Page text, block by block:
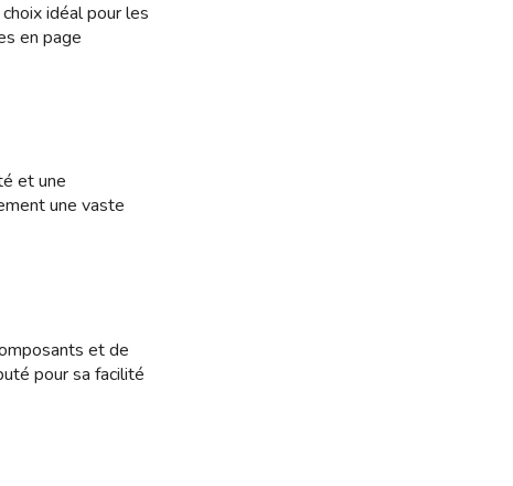
idéal pour les
en page
et une
une vaste
et de
pour sa facilité